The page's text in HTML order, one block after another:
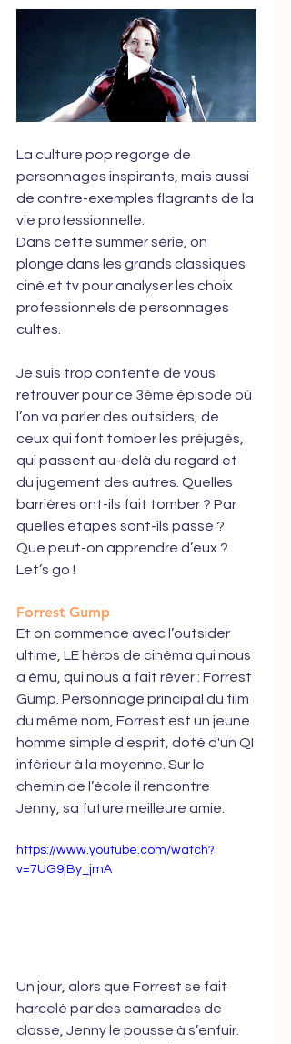
La culture pop regorge de
personnages inspirants, mais aussi
de contre-exemples flagrants de la
vie professionnelle.
Dans cette summer série, on
plonge dans les grands classiques
ciné et tv pour analyser les choix
professionnels de personnages
cultes.
Je suis trop contente de vous
retrouver pour ce 3ème épisode où
l’on va parler des outsiders, de
ceux qui font tomber les préjugés,
qui passent au-delà du regard et
du jugement des autres. Quelles
barrières ont-ils fait tomber ? Par
quelles étapes sont-ils passé ?
Que peut-on apprendre d’eux ?
Let’s go !
Forrest Gump
Et on commence avec l’outsider
ultime, LE héros de cinéma qui nous
a ému, qui nous a fait rêver : Forrest
Gump. Personnage principal du film
du même nom, Forrest est un jeune
homme simple d'esprit, doté d'un QI
inférieur à la moyenne. Sur le
chemin de l’école il rencontre
Jenny, sa future meilleure amie.
https://www.youtube.com/watch?
v=7UG9jBy_jmA
Un jour, alors que Forrest se fait
harcelé par des camarades de
classe, Jenny le pousse à s’enfuir.